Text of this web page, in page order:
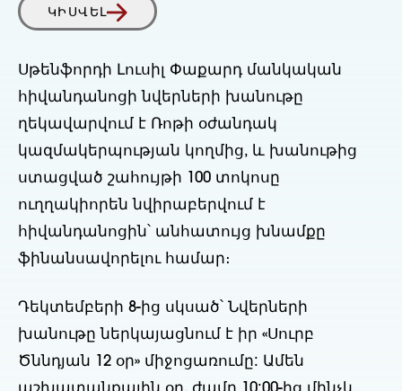
ԿԻՍՎԵԼ
Սթենֆորդի Լուսիլ Փաքարդ մանկական
հիվանդանոցի նվերների խանութը
ղեկավարվում է Ռոթի օժանդակ
կազմակերպության կողմից, և խանութից
ստացված շահույթի 100 տոկոսը
ուղղակիորեն նվիրաբերվում է
հիվանդանոցին՝ անհատույց խնամքը
ֆինանսավորելու համար։
Դեկտեմբերի 8-ից սկսած՝ Նվերների
խանութը ներկայացնում է իր «Սուրբ
Ծննդյան 12 օր» միջոցառումը: Ամեն